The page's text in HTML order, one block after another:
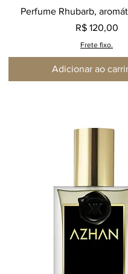
Perfume Rhubarb,
Preço
R$ 120,00
Frete fixo.
Adicionar ao